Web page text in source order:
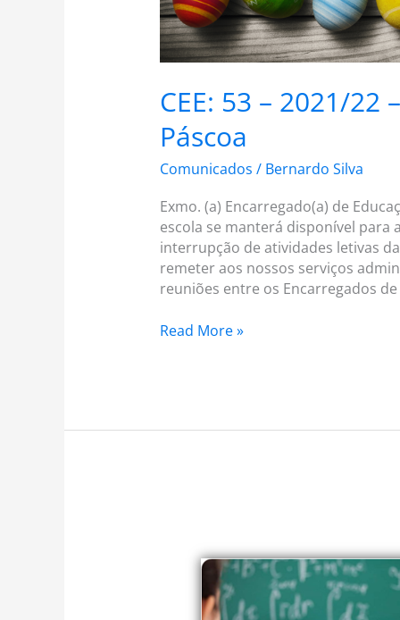
CEE: 53 – 2021/22
Páscoa
Comunicados / Bernardo Silva
Exmo. (a) Encarregado(a) de
escola se manterá disponível para
interrupção de atividades letivas
remeter aos nossos serviços
reuniões entre os Encarregados de
Read More »